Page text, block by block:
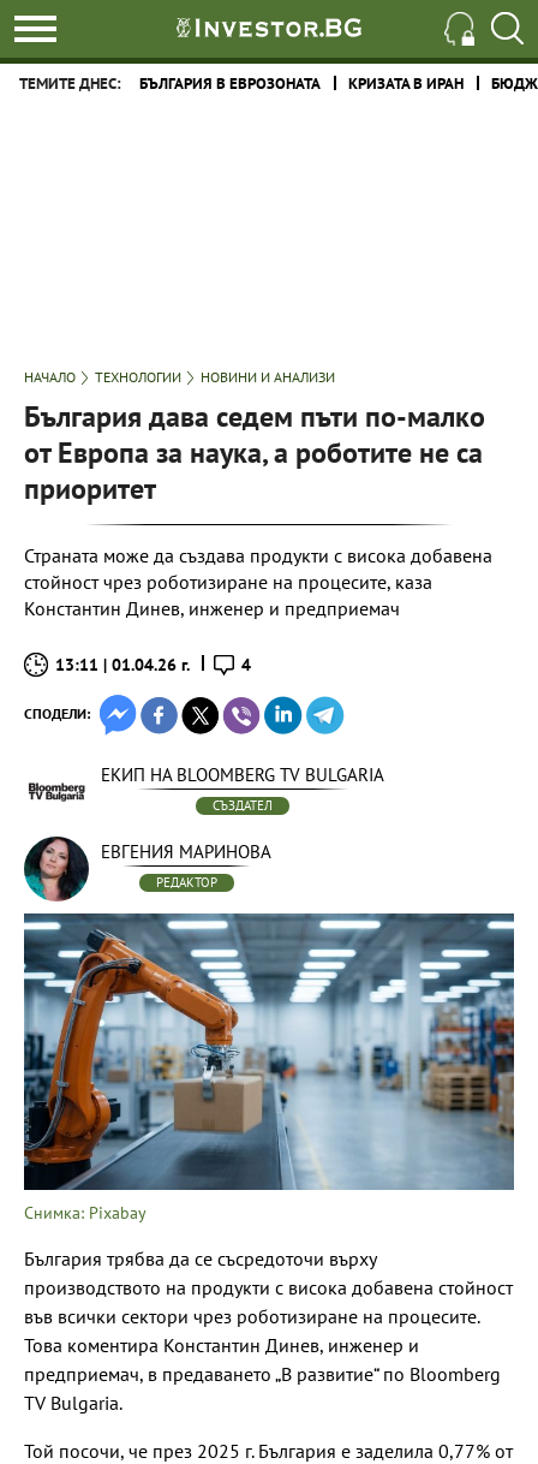
ТЕМИТЕ ДНЕС: БЪЛГАРИЯ В ЕВРОЗОНАТА КРИЗАТА В ИРАН
НАЧАЛО ТЕХНОЛОГИИ НОВИНИ И АНАЛИЗИ
България дава седем пъти по-малко
от Европа за наука, а роботите не са
приоритет
Страната може да създава продукти с висока добавена
стойност чрез роботизиране на процесите, каза
Константин Динев, инженер и предприемач
13:11 | 01.04.26 г. 4
СПОДЕЛИ:
ЕКИП НА BLOOMBERG TV BULGARIA
СЪЗДАТЕЛ
ЕВГЕНИЯ МАРИНОВА
РЕДАКТОР
Снимка: Pixabay
България трябва да се съсредоточи върху
производството на продукти с висока добавена стойност
във всички сектори чрез роботизиране на процесите.
Това коментира Константин Динев, инженер и
предприемач, в предаването „В развитие“ по Bloomberg
TV Bulgaria.
Той посочи, че през 2025 г. България е заделила 0,77% от